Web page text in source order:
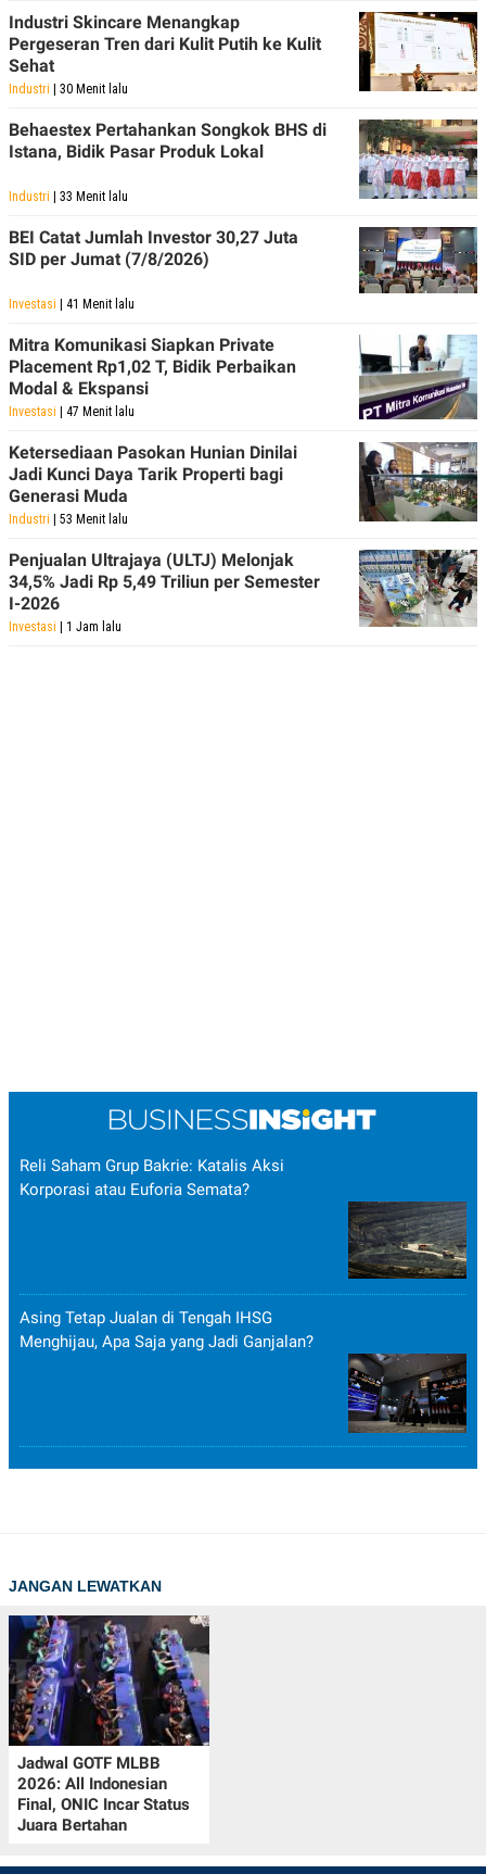
Industri Skincare Menangkap
Pergeseran Tren dari Kulit Putih ke Kulit
Sehat
Industri | 30 Menit lalu
Behaestex Pertahankan Songkok BHS di
Istana, Bidik Pasar Produk Lokal
Industri | 33 Menit lalu
BEI Catat Jumlah Investor 30,27 Juta
SID per Jumat (7/8/2026)
Investasi | 41 Menit lalu
Mitra Komunikasi Siapkan Private
Placement Rp1,02 T, Bidik Perbaikan
Modal & Ekspansi
Investasi | 47 Menit lalu
Ketersediaan Pasokan Hunian Dinilai
Jadi Kunci Daya Tarik Properti bagi
Generasi Muda
Industri | 53 Menit lalu
Penjualan Ultrajaya (ULTJ) Melonjak
34,5% Jadi Rp 5,49 Triliun per Semester
I-2026
Investasi | 1 Jam lalu
Reli Saham Grup Bakrie: Katalis Aksi
Korporasi atau Euforia Semata?
Asing Tetap Jualan di Tengah IHSG
Menghijau, Apa Saja yang Jadi Ganjalan?
JANGAN LEWATKAN
Jadwal GOTF MLBB
2026: All Indonesian
Final, ONIC Incar Status
Juara Bertahan